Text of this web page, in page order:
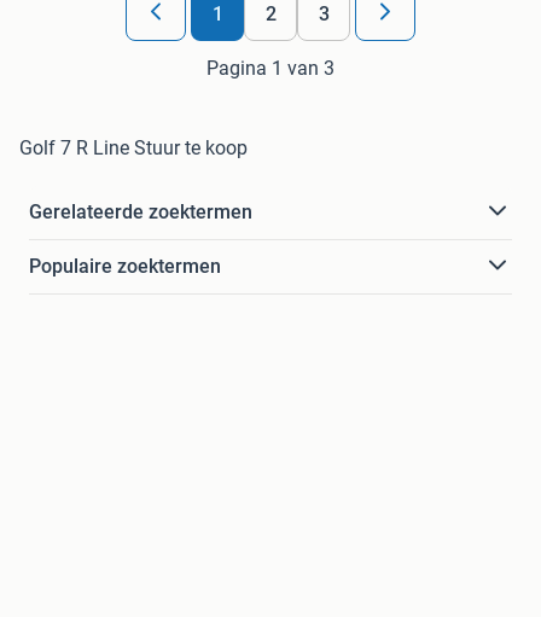
1 2 3
Pagina 1 van 3
Golf 7 R Line Stuur te koop
Gerelateerde zoektermen
Populaire zoektermen